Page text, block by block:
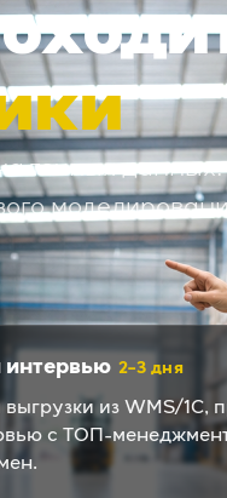
точных данных:
2–3 дня
из WMS/1С,
с ТОП-